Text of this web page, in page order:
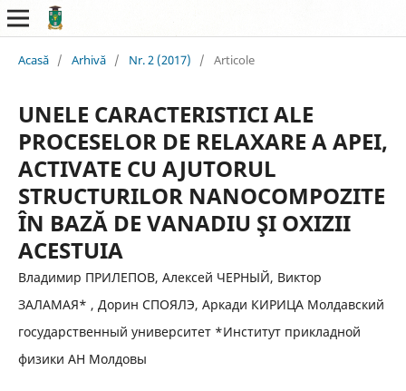
Acasă / Arhivă / Nr. 2 (2017) / Articole
UNELE CARACTERISTICI ALE
PROCESELOR DE RELAXARE A APEI,
ACTIVATE CU AJUTORUL
STRUCTURILOR NANOCOMPOZITE
ÎN BAZĂ DE VANADIU ŞI OXIZII
ACESTUIA
Владимир ПРИЛЕПОВ, Алексей ЧЕРНЫЙ, Виктор
ЗАЛАМАЯ* , Дорин СПОЯЛЭ, Аркади КИРИЦА Молдавский
государственный университет *Институт прикладной
физики АН Молдовы